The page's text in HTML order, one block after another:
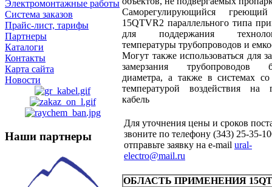
Электромонтажные работы
Система заказов
Прайс-лист, тарифы
Партнеры
Каталоги
Контакты
Карта сайта
Новости
Наши партнеры
Саморегулирующийся
15QTVR2 параллельного типа
для поддержания
температуры трубопроводов и
Могут также использоваться для
замерзания трубопроводов
диаметра, а также в системах со
температурой воздействия на
кабель
Для уточнения цены и сроков
звоните по телефону (343) 25-35-
отправьте заявку на e-mail ural-
electro@mail.ru
ОБЛАСТЬ ПРИМЕНЕНИЯ